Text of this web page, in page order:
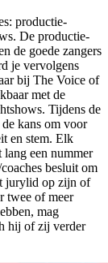
productie-
De productie-
de goede zangers
je vervolgens
bij The Voice of
met de
Tijdens de
kans om voor
en stem. Elk
lang een nummer
besluit om
jurylid op zijn of
twee of meer
mag
hij of zij verder